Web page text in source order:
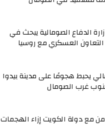
الدفاع الصومالية يبحث في
العسكري مع روسيا
يحبط هجومًا على مدينة بيدوا
غرب الصومال
مع دولة الكويت إزاء الهجمات